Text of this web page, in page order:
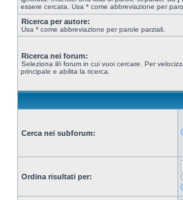
essere cercata. Usa * come abbreviazione per
Ricerca per autore:
Usa * come abbreviazione per parole parziali.
Ricerca nei forum:
Seleziona il/i forum in cui vuoi cercare. Per
principale e abilita la ricerca.
Cerca nei subforum:
Ordina risultati per: